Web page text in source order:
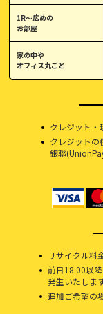
1R〜広めの
お部屋
家の中や
オフィス丸ごと
クレジット・
クレジットの
銀聯
リサイクル料
前日18:00以
発生いたします
追加ご希望の